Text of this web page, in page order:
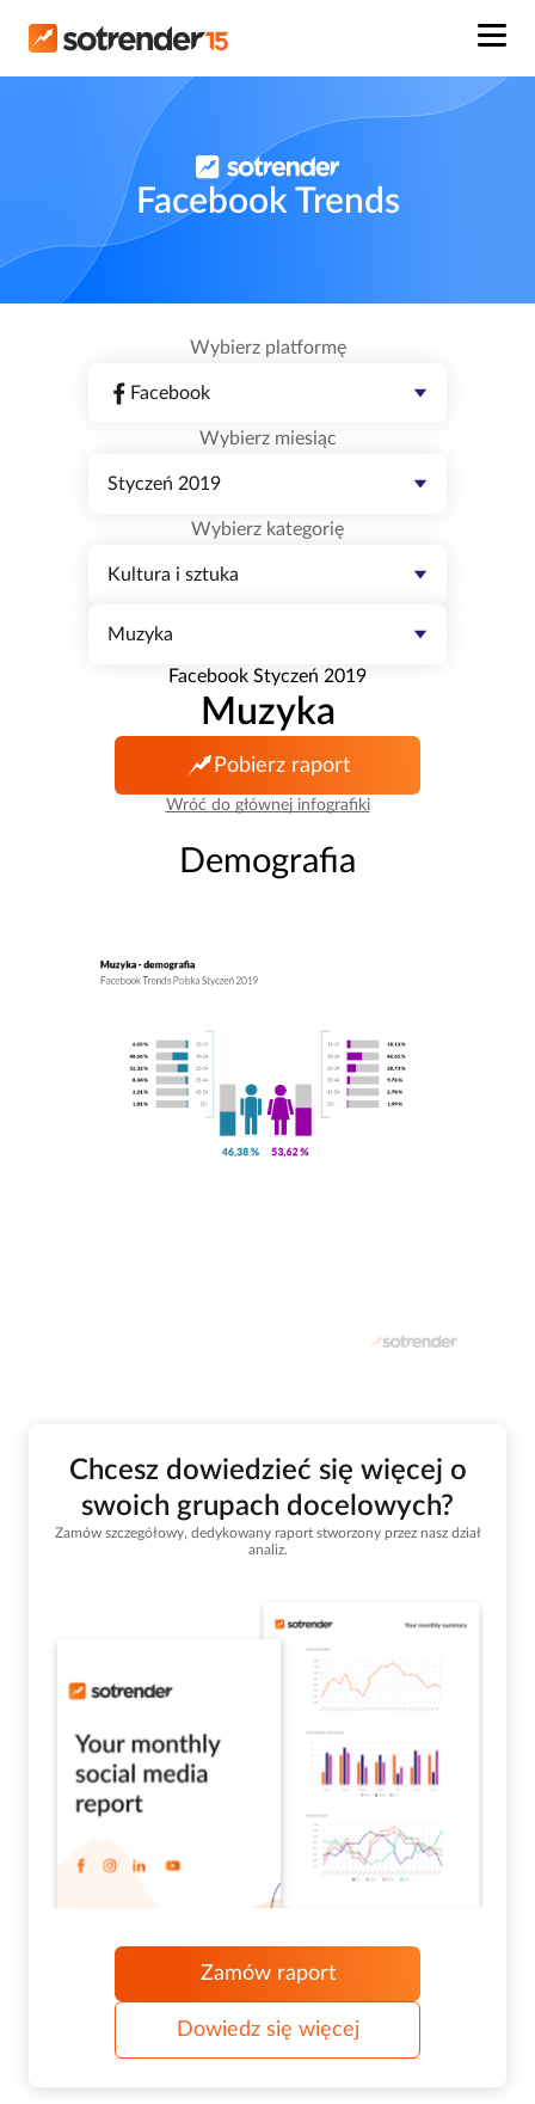
Facebook Trends
Wybierz platformę
Facebook
Wybierz miesiąc
Styczeń 2019
Wybierz kategorię
Kultura i sztuka
Muzyka
Facebook Styczeń 2019
Muzyka
Pobierz raport
Wróć do głównej infografiki
Demografia
Chcesz dowiedzieć się więcej o
swoich grupach docelowych?
Zamów szczegółowy, dedykowany raport stworzony przez nasz dział
analiz.
Zamów raport
Dowiedz się więcej